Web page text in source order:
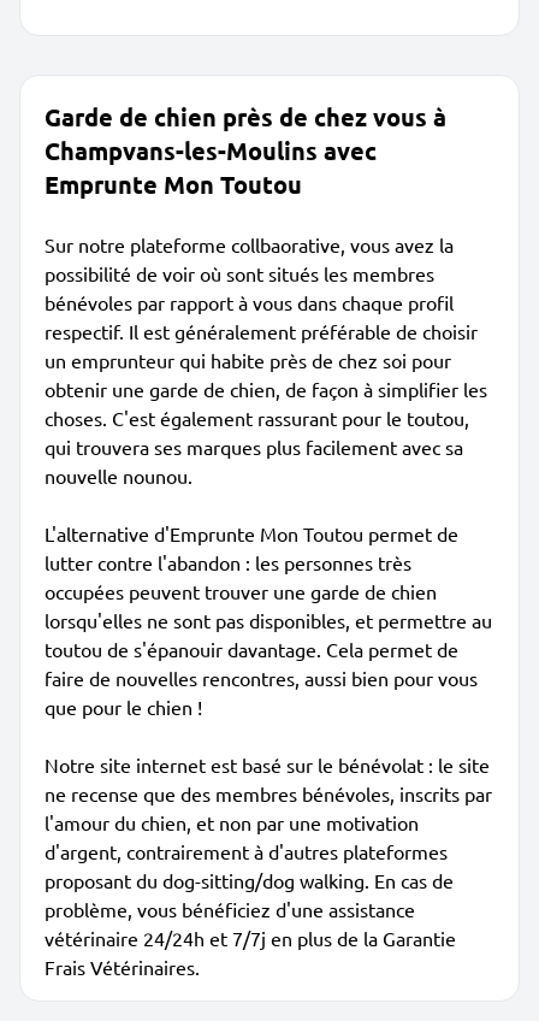
Garde de chien près de chez vous à
Champvans-les-Moulins avec
Emprunte Mon Toutou
Sur notre plateforme collbaorative, vous avez la
possibilité de voir où sont situés les membres
bénévoles par rapport à vous dans chaque profil
respectif. Il est généralement préférable de choisir
un emprunteur qui habite près de chez soi pour
obtenir une garde de chien, de façon à simplifier les
choses. C'est également rassurant pour le toutou,
qui trouvera ses marques plus facilement avec sa
nouvelle nounou.
L'alternative d'Emprunte Mon Toutou permet de
lutter contre l'abandon : les personnes très
occupées peuvent trouver une garde de chien
lorsqu'elles ne sont pas disponibles, et permettre au
toutou de s'épanouir davantage. Cela permet de
faire de nouvelles rencontres, aussi bien pour vous
que pour le chien !
Notre site internet est basé sur le bénévolat : le site
ne recense que des membres bénévoles, inscrits par
l'amour du chien, et non par une motivation
d'argent, contrairement à d'autres plateformes
proposant du dog-sitting/dog walking. En cas de
problème, vous bénéficiez d'une assistance
vétérinaire 24/24h et 7/7j en plus de la Garantie
Frais Vétérinaires.